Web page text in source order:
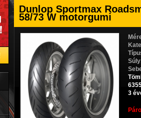
Dunlop Sportmax
58/73 W motorgumi
3